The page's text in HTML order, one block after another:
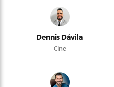
Dennis Dávila
Cine